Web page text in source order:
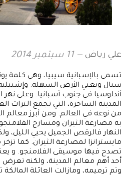
علي رياض 11 سبتمبر 2014
تسمى بالإسبانية سيبيا، وهي كلمة
سبال وتعني الأرض السهلة.
أندلوسيا في جنوب أسبانيا. وعلى نهر
المدينة الساحرة، التي تجمع التراث
من نوعه في العالم. ومن أبرز معالم
به مصارعة الثيران ومسارح
النهار فالرقص الجميل يحيي الليل،
مايسترانزا لمصارعة الثيران. كما
تصدح فيها موسيقى الفلامنجو. و
أحد أهم معالم المدينة، ولكنه تعرض
وتم ترميمه، ومازالت العائلة